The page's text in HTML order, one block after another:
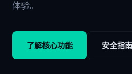
体验。
了解核心功能 安全指南